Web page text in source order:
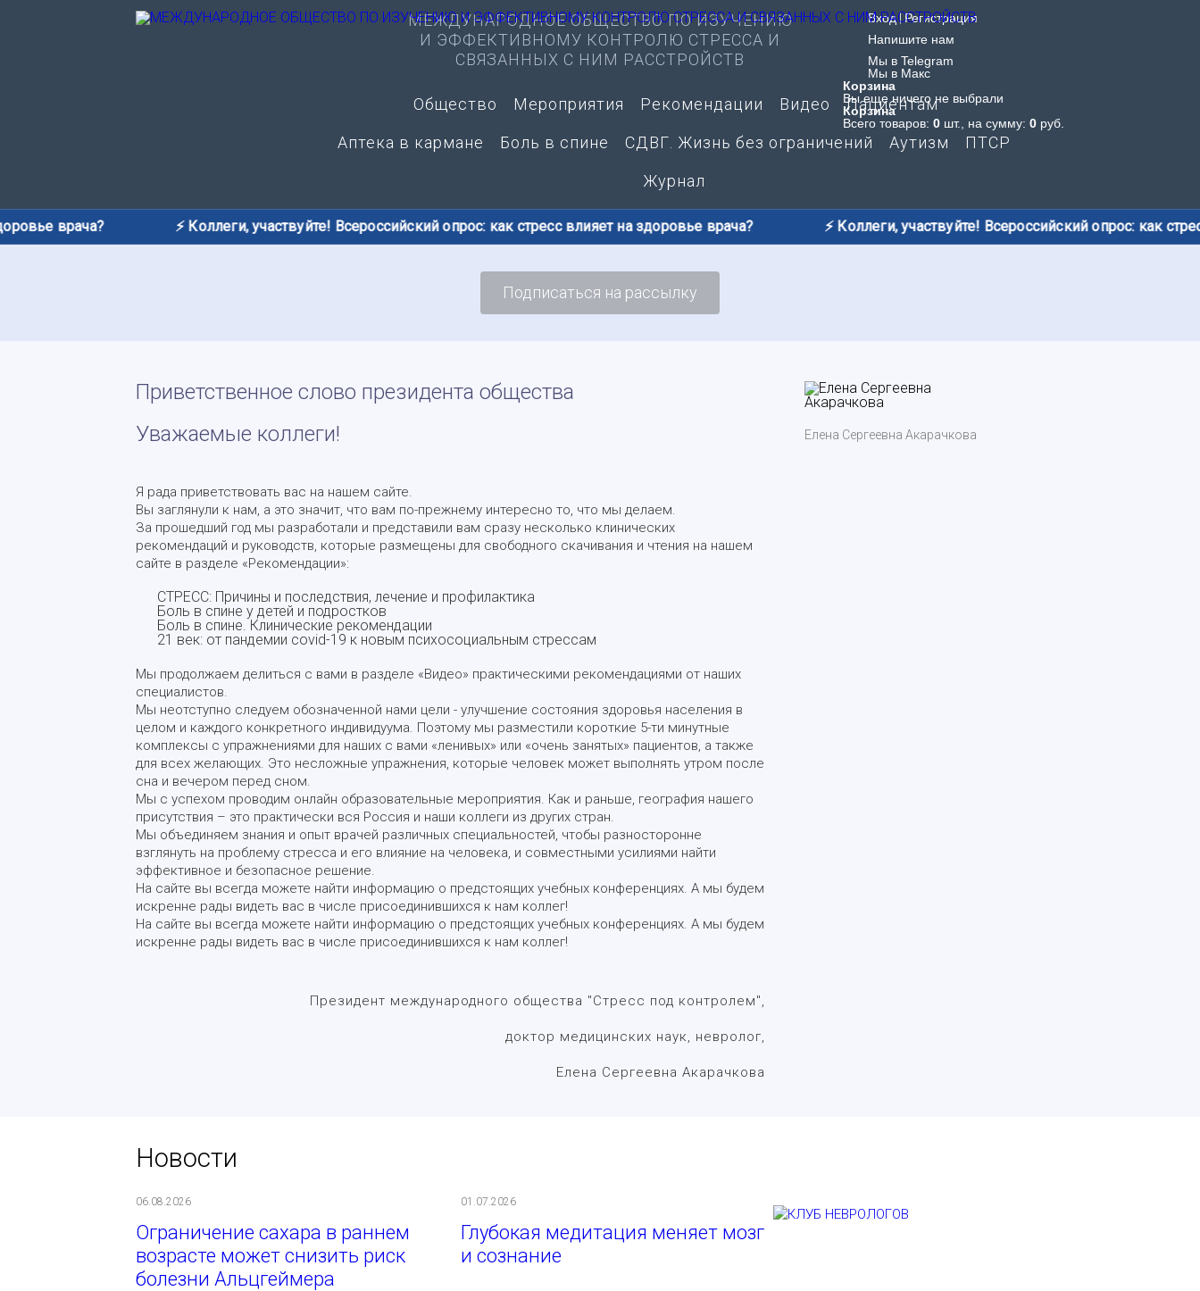
МЕЖДУНАРОДНОЕ ОБЩЕСТВО ПО ИЗУЧЕНИЮ
И ЭФФЕКТИВНОМУ КОНТРОЛЮ СТРЕССА И
СВЯЗАННЫХ С НИМ РАССТРОЙСТВ
Общество Мероприятия Рекомендации Видео Пациентам
Аптека в кармане Боль в спине СДВГ. Жизнь без ограничений Аутизм ПТСР
Журнал
Вход|Регистрация
Напишите нам
Мы в Telegram
Мы в Макс
Корзина
Вы еще ничего не выбрали
Корзина
Всего товаров: 0 шт., на сумму: 0 руб.
врача? ⚡️ Коллеги, участвуйте! Всероссийский опрос: как стресс влияет на здоровье врача? ⚡️ Коллеги, участвуйте! Всероссийский опрос: как стресс
Подписаться на рассылку
Приветственное слово президента общества
Уважаемые коллеги!
Я рада приветствовать вас на нашем сайте.
Вы заглянули к нам, а это значит, что вам по-прежнему интересно то, что мы делаем.
За прошедший год мы разработали и представили вам сразу несколько клинических
рекомендаций и руководств, которые размещены для свободного скачивания и чтения на нашем
сайте в разделе «Рекомендации»:
СТРЕСС: Причины и последствия, лечение и профилактика
Боль в спине у детей и подростков
Боль в спине. Клинические рекомендации
21 век: от пандемии covid-19 к новым психосоциальным стрессам
Мы продолжаем делиться с вами в разделе «Видео» практическими рекомендациями от наших
специалистов.
Мы неотступно следуем обозначенной нами цели - улучшение состояния здоровья населения в
целом и каждого конкретного индивидуума. Поэтому мы разместили короткие 5-ти минутные
комплексы с упражнениями для наших с вами «ленивых» или «очень занятых» пациентов, а также
для всех желающих. Это несложные упражнения, которые человек может выполнять утром после
сна и вечером перед сном.
Мы с успехом проводим онлайн образовательные мероприятия. Как и раньше, география нашего
присутствия – это практически вся Россия и наши коллеги из других стран.
Мы объединяем знания и опыт врачей различных специальностей, чтобы разносторонне
взглянуть на проблему стресса и его влияние на человека, и совместными усилиями найти
эффективное и безопасное решение.
На сайте вы всегда можете найти информацию о предстоящих учебных конференциях. А мы будем
искренне рады видеть вас в числе присоединившихся к нам коллег!
На сайте вы всегда можете найти информацию о предстоящих учебных конференциях. А мы будем
искренне рады видеть вас в числе присоединившихся к нам коллег!
Президент международного общества "Стресс под контролем",
доктор медицинских наук, невролог,
Елена Сергеевна Акарачкова
Елена Сергеевна Акарачкова
Новости
06.08.2026
Ограничение сахара в раннем
возрасте может снизить риск
болезни Альцгеймера
01.07.2026
Глубокая медитация меняет мозг
и сознание